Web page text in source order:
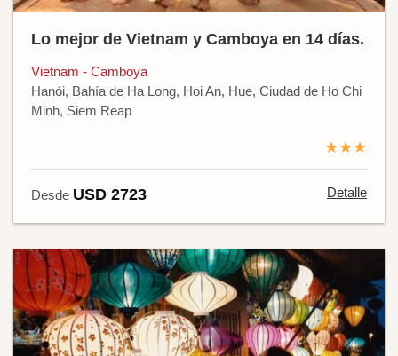
Lo mejor de Vietnam y Camboya en 14 días.
Vietnam - Camboya
Hanói, Bahía de Ha Long, Hoi An, Hue, Ciudad de Ho Chi
Minh, Siem Reap
★★★
Desde USD 2723 Detalle